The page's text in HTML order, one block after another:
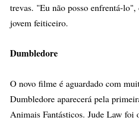
trevas. "Eu não posso enfrentá-
jovem feiticeiro.
Dumbledore
O novo filme é aguardado com
Dumbledore aparecerá pela
Animais Fantásticos. Jude Law foi